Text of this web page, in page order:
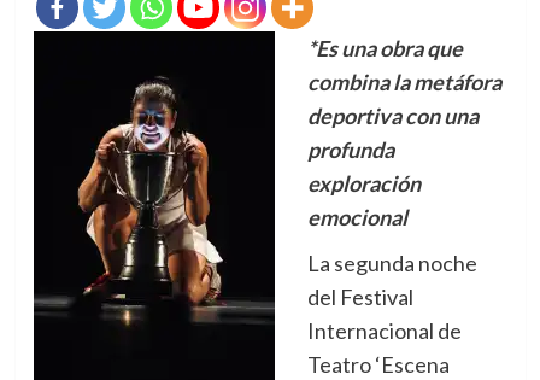
*Es una obra que
combina la metáfora
deportiva con una
profunda
exploración
emocional
La segunda noche
del Festival
Internacional de
Teatro ‘Escena